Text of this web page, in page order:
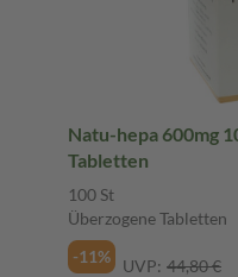
Natu-hepa 600mg
Tabletten
100 St
Überzogene Tabletten
-11%
UVP: 44,80 €